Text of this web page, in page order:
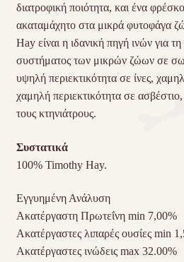
διατροφική ποιότητα, και ένα
ακαταμάχητο στα μικρά φυτοφάγα
Hay είναι η ιδανική πηγή ινών για
συστήματος των μικρών ζώων σε
υψηλή περιεκτικότητα σε ίνες,
χαμηλή περιεκτικότητα σε
τους κτηνιάτρους.
Συστατικά
100% Timothy Hay.
Εγγυημένη Ανάλυση
Ακατέργαστη Πρωτεΐνη min 7,00%
Ακατέργαστες λιπαρές ουσίες min
Ακατέργαστες ινώδεις max 32.00%